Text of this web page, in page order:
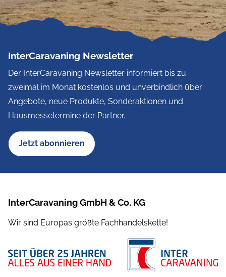
InterCaravaning Newsletter
Der InterCaravaning Newsletter informiert bis zu
zweimal im Monat kostenlos und unverbindlich über
Angebote, neue Produkte, Sonderaktionen und
Hausmessetermine der Partner.
Jetzt abonnieren
InterCaravaning GmbH & Co. KG
Wir sind Europas größte Fachhandelskette!